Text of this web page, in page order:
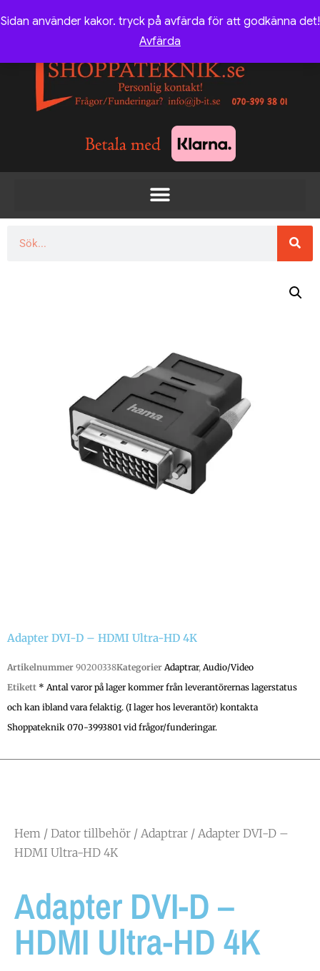
Sidan använder kakor. tryck på avfärda för att godkänna det!
Avfärda
Adapter DVI-D – HDMI Ultra-HD 4K
Artikelnummer 90200338Kategorier Adaptrar, Audio/Video
Etikett * Antal varor på lager kommer från leverantörernas lagerstatus
och kan ibland vara felaktig. (I lager hos leverantör) kontakta
Shoppateknik 070-3993801 vid frågor/funderingar.
Hem / Dator tillbehör / Adaptrar / Adapter DVI-D –
HDMI Ultra-HD 4K
Adapter DVI-D –
HDMI Ultra-HD 4K